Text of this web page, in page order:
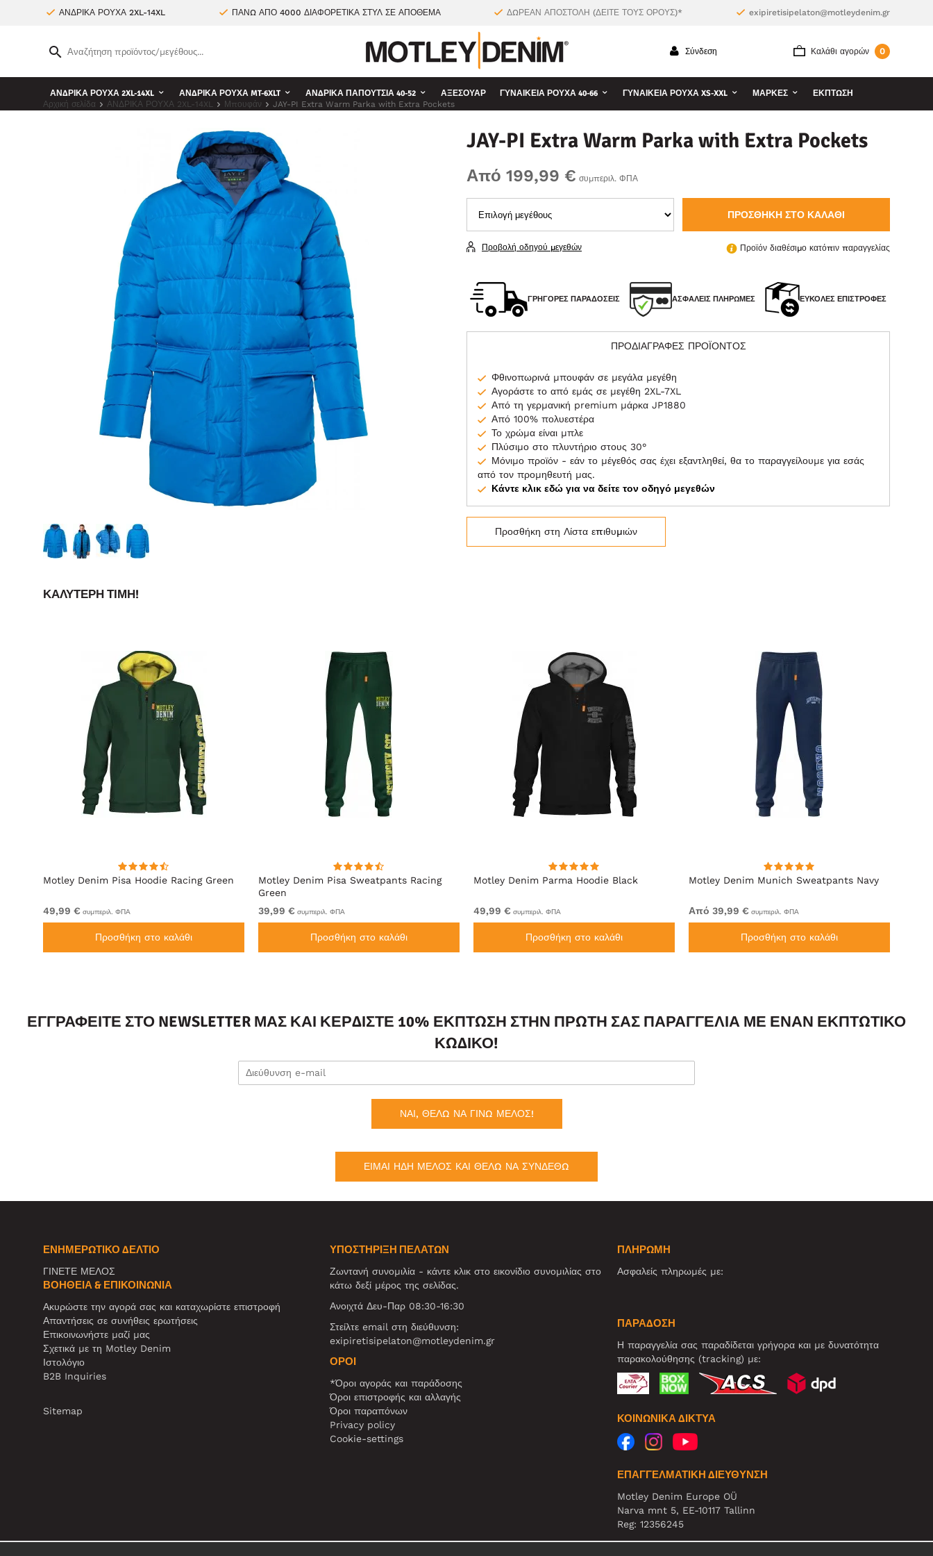
ΑΝΔΡΙΚΑ ΡΟΥΧΑ 2XL-14XL ΠΑΝΩ ΑΠΟ 4000 ΔΙΑΦΟΡΕΤΙΚΑ ΣΤΥΛ ΣΕ ΑΠΟΘΕΜΑ ΔΩΡΕΑΝ ΑΠΟΣΤΟΛΗ (ΔΕΙΤΕ ΤΟΥΣ ΟΡΟΥΣ)* exipiretisipelaton@motleydenim.gr
Καλάθι αγορών 0
Σύνδεση
ΑΝΔΡΙΚΑ ΡΟΥΧΑ 2XL-14XL ΑΝΔΡΙΚΑ ΡΟΥΧΑ MT-6XLT ΑΝΔΡΙΚΆ ΠΑΠΟΎΤΣΙΑ 40-52 ΑΞΕΣΟΥΆΡ ΓΥΝΑΙΚΕΊΑ ΡΟΎΧΑ 40-66 ΓΥΝΑΙΚΕΊΑ ΡΟΎΧΑ XS-XXL ΜΆΡΚΕΣ ΕΚΠΤΩΣΗ
Αρχική σελίδα ΑΝΔΡΙΚΑ ΡΟΥΧΑ 2XL-14XL Μπουφάν JAY-PI Extra Warm Parka with Extra Pockets
JAY-PI Extra Warm Parka with Extra Pockets
Από 199,99 € συμπεριλ. ΦΠΑ
ΠΡΟΣΘΉΚΗ ΣΤΟ ΚΑΛΆΘΙ
Προϊόν διαθέσιμο κατόπιν παραγγελίας
Προβολή οδηγού μεγεθών
ΓΡΉΓΟΡΕΣ ΠΑΡΑΔΌΣΕΙΣ ΑΣΦΑΛΕΊΣ ΠΛΗΡΩΜΈΣ ΕΎΚΟΛΕΣ ΕΠΙΣΤΡΟΦΈΣ
ΠΡΟΔΙΑΓΡΑΦΕΣ ΠΡΟΪΟΝΤΟΣ
Φθινοπωρινά μπουφάν σε μεγάλα μεγέθη
Αγοράστε το από εμάς σε μεγέθη 2XL-7XL
Από τη γερμανική premium μάρκα JP1880
Από 100% πολυεστέρα
Το χρώμα είναι μπλε
Πλύσιμο στο πλυντήριο στους 30°
Μόνιμο προϊόν - εάν το μέγεθός σας έχει εξαντληθεί, θα το παραγγείλουμε για εσάς
από τον προμηθευτή μας.
Κάντε κλικ εδώ για να δείτε τον οδηγό μεγεθών
Προσθήκη στη Λίστα επιθυμιών
ΚΑΛΎΤΕΡΗ ΤΙΜΉ!
Motley Denim Pisa Hoodie Racing Green
49,99 € συμπεριλ. ΦΠΑ
Προσθήκη στο καλάθι
Motley Denim Pisa Sweatpants Racing
Green
39,99 € συμπεριλ. ΦΠΑ
Προσθήκη στο καλάθι
Motley Denim Parma Hoodie Black
49,99 € συμπεριλ. ΦΠΑ
Προσθήκη στο καλάθι
Motley Denim Munich Sweatpants Navy
Από 39,99 € συμπεριλ. ΦΠΑ
Προσθήκη στο καλάθι
ΕΓΓΡΑΦΕΊΤΕ ΣΤΟ NEWSLETTER ΜΑΣ ΚΑΙ ΚΕΡΔΊΣΤΕ 10% ΈΚΠΤΩΣΗ ΣΤΗΝ ΠΡΏΤΗ ΣΑΣ ΠΑΡΑΓΓΕΛΊΑ ΜΕ ΈΝΑΝ ΕΚΠΤΩΤΙΚΌ
ΚΩΔΙΚΌ!
ΝΑΙ, ΘΕΛΩ ΝΑ ΓΙΝΩ ΜΕΛΟΣ!
ΕΙΜΑΙ ΗΔΗ ΜΕΛΟΣ ΚΑΙ ΘΕΛΩ ΝΑ ΣΥΝΔΕΘΩ
ΕΝΗΜΕΡΩΤΙΚΌ ΔΕΛΤΊΟ
ΓΙΝΕΤΕ ΜΕΛΟΣ
ΒΟΉΘΕΙΑ & ΕΠΙΚΟΙΝΩΝΊΑ
Ακυρώστε την αγορά σας και καταχωρίστε επιστροφή
Απαντήσεις σε συνήθεις ερωτήσεις
Επικοινωνήστε μαζί μας
Σχετικά με τη Motley Denim
Ιστολόγιο
B2B Inquiries
Sitemap
ΥΠΟΣΤΗΡΙΞΗ ΠΕΛΑΤΩΝ
Ζωντανή συνομιλία - κάντε κλικ στο εικονίδιο συνομιλίας στο
κάτω δεξί μέρος της σελίδας.
Ανοιχτά Δευ-Παρ 08:30-16:30
Στείλτε email στη διεύθυνση:
exipiretisipelaton@motleydenim.gr
ΌΡΟΙ
*Όροι αγοράς και παράδοσης
Όροι επιστροφής και αλλαγής
Όροι παραπόνων
Privacy policy
Cookie-settings
ΠΛΗΡΩΜΗ
Ασφαλείς πληρωμές με:
ΠΑΡΑΔΟΣΗ
Η παραγγελία σας παραδίδεται γρήγορα και με δυνατότητα
παρακολούθησης (tracking) με:
ΚΟΙΝΩΝΙΚΆ ΔΊΚΤΥΑ
ΕΠΑΓΓΕΛΜΑΤΙΚΗ ΔΙΕΥΘΥΝΣΗ
Motley Denim Europe OÜ
Narva mnt 5, EE-10117 Tallinn
Reg: 12356245
ΣΗΜΕΙΩΣΗ! Μη στέλνετε επιστρεφόμενα προϊόντα σε αυτήν